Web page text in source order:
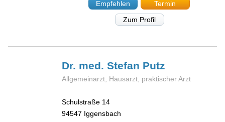
Empfehlen
Termin
Zum Profil
Dr. med. Stefan Putz
Allgemeinarzt, Hausarzt, praktischer Arzt
Schulstraße 14
94547 Iggensbach